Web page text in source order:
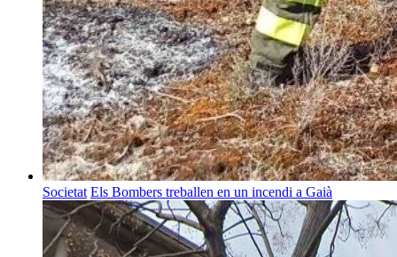
Societat Els Bombers treballen en un incendi a Gaià